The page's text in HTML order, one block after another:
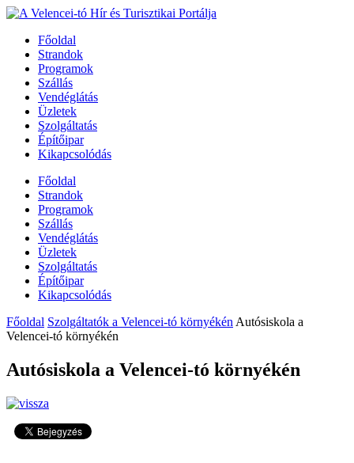
Főoldal
Strandok
Programok
Szállás
Vendéglátás
Üzletek
Szolgáltatás
Építőipar
Kikapcsolódás
Főoldal
Strandok
Programok
Szállás
Vendéglátás
Üzletek
Szolgáltatás
Építőipar
Kikapcsolódás
Főoldal Szolgáltatók a Velencei-tó környékén Autósiskola a
Velencei-tó környékén
Autósiskola a Velencei-tó környékén